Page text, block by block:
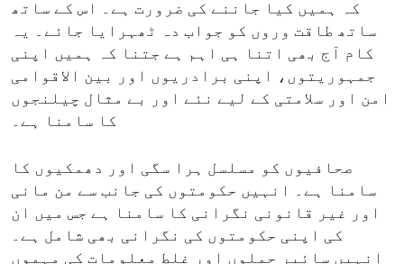
کہ ہمیں کیا جاننے کی ضرورت ہے۔ اس کے ساتھ
ساتھ طاقت وروں کو جواب دہ ٹھہرایا جائے۔ یہ
کام آج بھی اتنا ہی اہم ہے جتنا کہ ہمیں اپنی
جمہوریتوں، اپنی برادریوں اور بین الاقوامی
امن اور سلامتی کے لیے نئے اور بے مثال چیلنجوں
کا سامنا ہے۔
صحافیوں کو مسلسل ہرا سگی اور دھمکیوں کا
سامنا ہے۔ انہیں حکومتوں کی جانب سے من مانی
اور غیر قانونی نگرانی کا سامنا ہے جس میں ان
کی اپنی حکومتوں کی نگرانی بھی شامل ہے۔
انہیں سائبر حملوں اور غلط معلومات کی مہموں